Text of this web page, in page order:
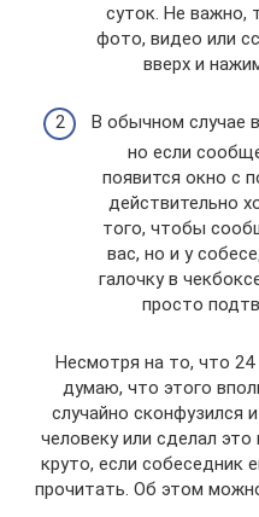
суток. Не важно,
фото, видео или
вверх и
В обычном случае
но если
появится окно с
действительно
того, чтобы
вас, но и у
галочку в
просто
Несмотря на то, что
думаю, что этого
случайно сконфузился
человеку или сделал
круто, если собеседник
прочитать. Об этом